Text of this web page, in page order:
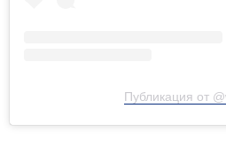
Публикация от